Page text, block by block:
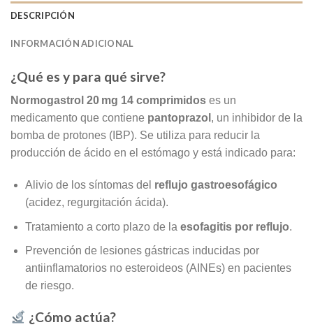
DESCRIPCIÓN
INFORMACIÓN ADICIONAL
¿Qué es y para qué sirve?
Normogastrol 20 mg 14 comprimidos es un
medicamento que contiene pantoprazol , un inhibidor de la
bomba de protones (IBP). Se utiliza para reducir la
producción de ácido en el estómago y está indicado para:
Alivio de los síntomas del reflujo gastroesofágico
(acidez, regurgitación ácida).
Tratamiento a corto plazo de la esofagitis por reflujo.
Prevención de lesiones gástricas inducidas por
antiinflamatorios no esteroideos (AINEs) en pacientes
de riesgo.
¿Cómo actúa?